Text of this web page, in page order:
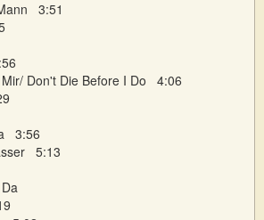
3:51
Don't Die Before I Do 4:06
3:56
5:13